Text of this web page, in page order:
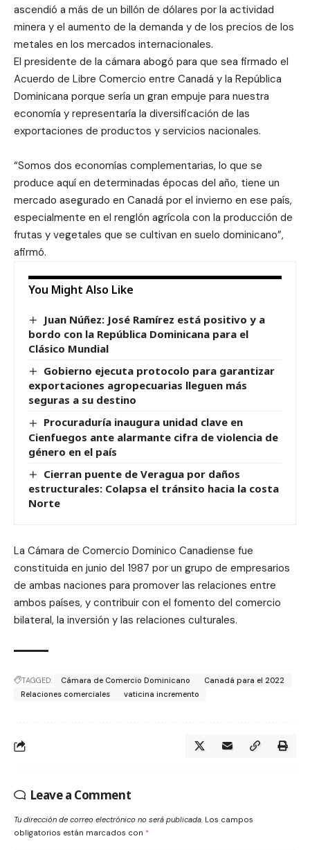
ascendió a más de un billón de dólares por la actividad
minera y el aumento de la demanda y de los precios de los
metales en los mercados internacionales.
El presidente de la cámara abogó para que sea firmado el
Acuerdo de Libre Comercio entre Canadá y la República
Dominicana porque sería un gran empuje para nuestra
economía y representaría la diversificación de las
exportaciones de productos y servicios nacionales.
“Somos dos economías complementarias, lo que se
produce aquí en determinadas épocas del año, tiene un
mercado asegurado en Canadá por el invierno en ese país,
especialmente en el renglón agrícola con la producción de
frutas y vegetales que se cultivan en suelo dominicano”,
afirmó.
You Might Also Like
Juan Núñez: José Ramírez está positivo y a
bordo con la República Dominicana para el
Clásico Mundial
Gobierno ejecuta protocolo para garantizar
exportaciones agropecuarias lleguen más
seguras a su destino
Procuraduría inaugura unidad clave en
Cienfuegos ante alarmante cifra de violencia de
género en el país
Cierran puente de Veragua por daños
estructurales: Colapsa el tránsito hacia la costa
Norte
La Cámara de Comercio Dominico Canadiense fue
constituida en junio del 1987 por un grupo de empresarios
de ambas naciones para promover las relaciones entre
ambos países, y contribuir con el fomento del comercio
bilateral, la inversión y las relaciones culturales.
TAGGED: Cámara de Comercio Dominicano
Canadá para el 2022
Relaciones comerciales
vaticina incremento
Leave a Comment
Tu dirección de correo electrónico no será publicada. Los campos
obligatorios están marcados con *